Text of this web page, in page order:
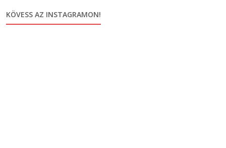
KÖVESS AZ INSTAGRAMON!